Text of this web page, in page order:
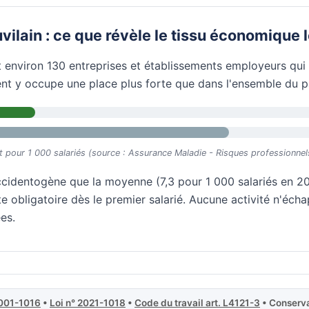
: ce que révèle le tissu économique
130 entreprises et établissements employeurs
y occupe une place plus forte que dans l'ensemble du
pour 1 000 salariés (source : Assurance Maladie - Risques
que la moyenne (7,3 pour 1 000 salariés en
obligatoire dès le premier salarié. Aucune activité
1016 • Loi n° 2021-1018 • Code du travail art. L4121-3 •